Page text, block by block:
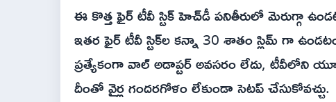
ఈ కొత్త ఫైర్ టీవీ స్టిక్ హెచ్‌డీ పనితీరులో మెరుగ్గా
ఇతర ఫైర్ టీవీ స్టిక్‌ల కన్నా 30 శాతం స్లిమ్ గా
ప్రత్యేకంగా వాల్ అడాప్టర్ అవసరం లేదు, టీవీలోని
దీంతో వైర్ల గందరగోళం లేకుండా సెటప్ చేసుకోవచ్చు.